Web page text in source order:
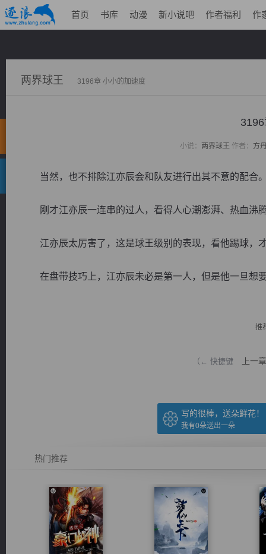
首页 书库 动漫 新小说吧 作者福利 作
两界球王 3196章 小小的加速度
小说： 两界球王作者： 方
当然，也不排除江亦辰会和队友进行出其不意的配合
刚才江亦辰一连串的过人，看得人心潮澎湃、热血沸
江亦辰太厉害了，这是球王级别的表现，看他踢球，
在盘带技巧上，江亦辰未必是第一人，但是他一旦想
推
（← 快捷键 上一章
写的很棒，送朵鲜花！
我有0朵送出一朵
热门推荐